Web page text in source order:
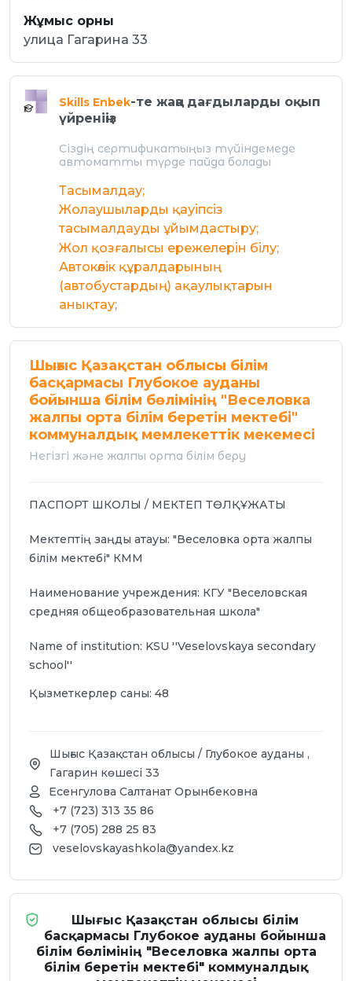
Шығыс Қазақстан облысы білім
басқармасы Глубокое ауданы бойынша
білім бөлімінің "Веселовка жалпы орта
білім беретін мектебі" коммуналдық
Жұмыс орны
улица Гагарина 33
Skills Enbek-те жаңа дағдыларды оқып
үйреніңіз
Сіздің сертификатыңыз түйіндемеде
автоматты түрде пайда болады
Тасымалдау;
Жолаушыларды қауіпсіз
тасымалдауды ұйымдастыру;
Жол қозғалысы ережелерін білу;
Автокөлік құралдарының
(автобустардың) ақаулықтарын
анықтау;
Шығыс Қазақстан облысы білім
басқармасы Глубокое ауданы
бойынша білім бөлімінің "Веселовка
жалпы орта білім беретін мектебі"
коммуналдық мемлекеттік мекемесі
Негізгі және жалпы орта білім беру
ПАСПОРТ ШКОЛЫ / МЕКТЕП ТӨЛҚҰЖАТЫ
Мектептің заңды атауы: "Веселовка орта жалпы
білім мектебі" КММ
Наименование учреждения: КГУ "Веселовская
средняя общеобразовательная школа"
Name of institution: KSU ''Veselovskaya secondary
school''
Мектеп ашылған жыл / Год открытия школы/ Year
Лицензия / Лицензия / License: № 0159026
серия АБ
Мемлекеттік мекеменің уәкілеттік органы:
"Глубокое ауданының білім бөлімі" ММ
Учредитель государственной организации: ГУ
"Отдел образования Глубоковского района"
Founder of the stаte organization: State Institution
''Education Department of Glubokovsky district''
Жалпы ауданы / Общая площадь / Total area: 5497
Қызметкерлер саны: 48
Шығыс Қазақстан облысы / Глубокое ауданы ,
Гагарин көшесі 33
Есенгулова Салтанат Орынбековна
+7 (723) 313 35 86
+7 (705) 288 25 83
veselovskayashkola@yandex.kz